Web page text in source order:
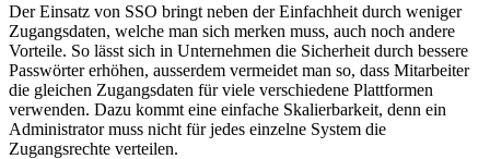
Der Einsatz von SSO bringt neben der Einfachheit durch weniger
Zugangsdaten, welche man sich merken muss, auch noch andere
Vorteile. So lässt sich in Unternehmen die Sicherheit durch bessere
Passwörter erhöhen, ausserdem vermeidet man so, dass Mitarbeiter
die gleichen Zugangsdaten für viele verschiedene Plattformen
verwenden. Dazu kommt eine einfache Skalierbarkeit, denn ein
Administrator muss nicht für jedes einzelne System die
Zugangsrechte verteilen.